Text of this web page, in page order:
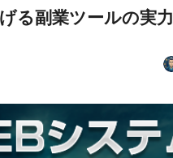
る副業ツールの実力